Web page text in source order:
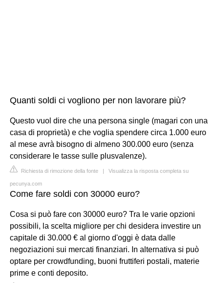
Quanti soldi ci vogliono per non lavorare più?
Questo vuol dire che una persona single (magari con una
casa di proprietà) e che voglia spendere circa 1.000 euro
al mese avrà bisogno di almeno 300.000 euro (senza
considerare le tasse sulle plusvalenze).
Richiesta di rimozione della fonte | Visualizza la risposta completa su
pecunya.com
Come fare soldi con 30000 euro?
Cosa si può fare con 30000 euro? Tra le varie opzioni
possibili, la scelta migliore per chi desidera investire un
capitale di 30.000 € al giorno d'oggi è data dalle
negoziazioni sui mercati finanziari. In alternativa si può
optare per crowdfunding, buoni fruttiferi postali, materie
prime e conti deposito.